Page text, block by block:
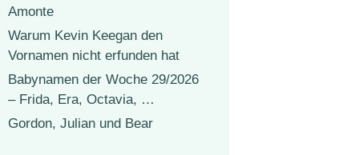
Amonte
Warum Kevin Keegan den
Vornamen nicht erfunden hat
Babynamen der Woche 29/2026
– Frida, Era, Octavia, …
Gordon, Julian und Bear